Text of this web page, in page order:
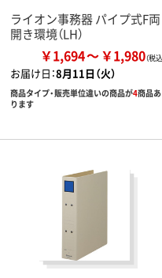
ライオン事務器 パイプ式F両
開き環境（LH）
￥1,694 ￥1,980
お届け日：8月11日（火）
商品タイプ・販売単位違いの商品が4商品あ
ります